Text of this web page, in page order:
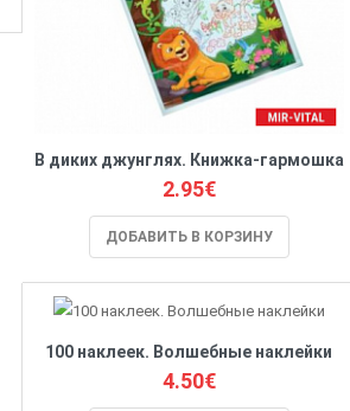
В диких джунглях. Книжка-гармошка
2.95€
ДОБАВИТЬ В КОРЗИНУ
100 наклеек. Волшебные наклейки
4.50€